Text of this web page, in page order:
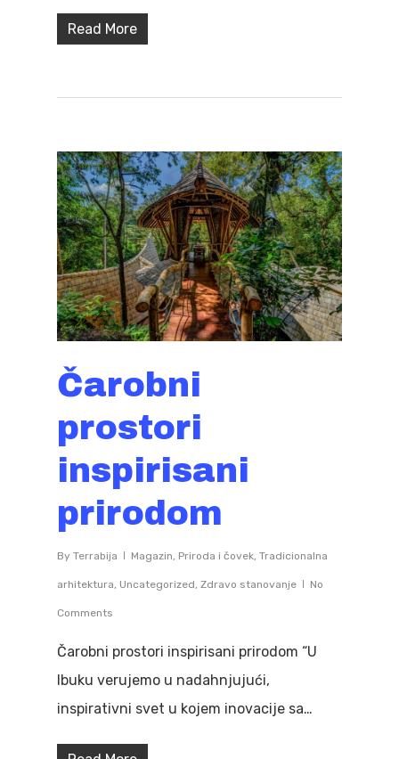
Read More
Čarobni
prostori
inspirisani
prirodom
By Terrabija Magazin, Priroda i čovek, Tradicionalna
arhitektura, Uncategorized, Zdravo stanovanje No
Comments
Čarobni prostori inspirisani prirodom “U
Ibuku verujemo u nadahnjujući,
inspirativni svet u kojem inovacije sa…